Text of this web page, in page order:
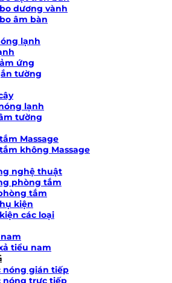
dương vành
âm bàn
lạnh
ứng
tường
lạnh
tường
Massage
không Massage
nghệ thuật
phòng tắm
tắm
kiện
các loại
tiểu nam
nóng gián tiếp
nóng trực tiếp